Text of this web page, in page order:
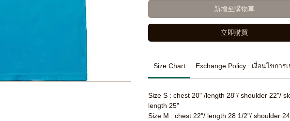
新增至購物車
立即購買
Size Chart Exchange Policy : เงื่อนไขการ
Size S : chest 20" /length 28"/ shoulder 22"/
length 25"
Size M : chest 22"/ length 28 1/2"/ shoulder